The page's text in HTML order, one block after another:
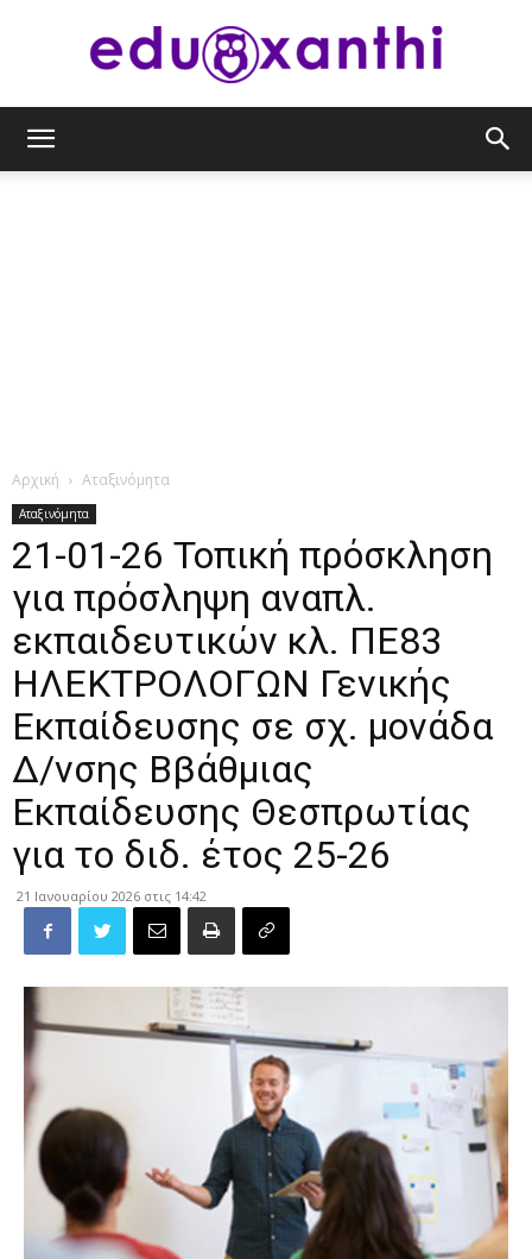
Αρχική Αταξινόμητα
Αταξινόμητα
21-01-26 Τοπική πρόσκληση
για πρόσληψη αναπλ.
εκπαιδευτικών κλ. ΠΕ83
ΗΛΕΚΤΡΟΛΟΓΩΝ Γενικής
Εκπαίδευσης σε σχ. μονάδα
Δ/νσης Ββάθμιας
Εκπαίδευσης Θεσπρωτίας
για το διδ. έτος 25-26
21 Ιανουαρίου 2026 στις 14:42